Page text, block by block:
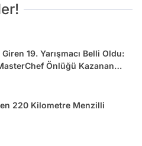
19. Yarışmacı Belli Oldu:
Önlüğü Kazanan
220 Kilometre Menzilli